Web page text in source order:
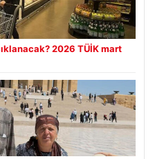
2026 TÜİK mart